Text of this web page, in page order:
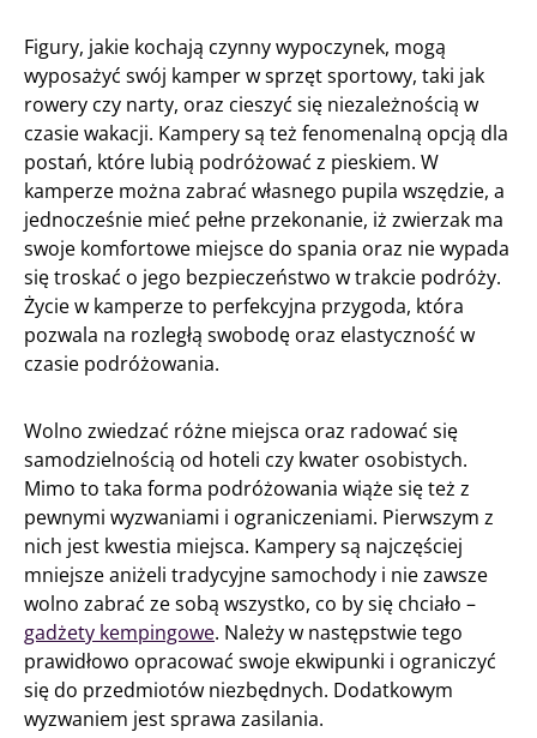
Figury, jakie kochają czynny wypoczynek, mogą
wyposażyć swój kamper w sprzęt sportowy, taki jak
rowery czy narty, oraz cieszyć się niezależnością w
czasie wakacji. Kampery są też fenomenalną opcją dla
postań, które lubią podróżować z pieskiem. W
kamperze można zabrać własnego pupila wszędzie, a
jednocześnie mieć pełne przekonanie, iż zwierzak ma
swoje komfortowe miejsce do spania oraz nie wypada
się troskać o jego bezpieczeństwo w trakcie podróży.
Życie w kamperze to perfekcyjna przygoda, która
pozwala na rozległą swobodę oraz elastyczność w
czasie podróżowania.
Wolno zwiedzać różne miejsca oraz radować się
samodzielnością od hoteli czy kwater osobistych.
Mimo to taka forma podróżowania wiąże się też z
pewnymi wyzwaniami i ograniczeniami. Pierwszym z
nich jest kwestia miejsca. Kampery są najczęściej
mniejsze aniżeli tradycyjne samochody i nie zawsze
wolno zabrać ze sobą wszystko, co by się chciało –
gadżety kempingowe. Należy w następstwie tego
prawidłowo opracować swoje ekwipunki i ograniczyć
się do przedmiotów niezbędnych. Dodatkowym
wyzwaniem jest sprawa zasilania.